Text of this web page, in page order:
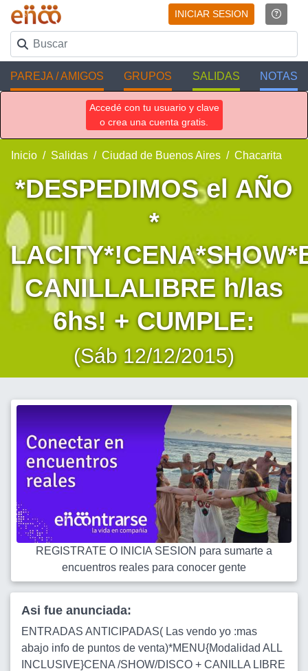
INICIAR SESION
PAREJA / AMIGOS GRUPOS SALIDAS NOTAS
Accedé con tu usuario y clave
o crea una cuenta gratis.
Inicio Salidas Ciudad de Buenos Aires Chacarita
*DESPEDIMOS el AÑO
*
CANILLALIBRE h/las
6hs! + CUMPLE:
(Sáb 12/12/2015)
REGISTRATE O INICIA SESION para sumarte a
encuentros reales para conocer gente
Asi fue anunciada:
ENTRADAS ANTICIPADAS( Las vendo yo :mas
abajo info de puntos de venta)*MENU{Modalidad ALL
INCLUSIVE}CENA /SHOW/DISCO + CANILLA LIBRE